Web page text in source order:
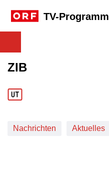
TV-Programm
ZIB
Nachrichten Aktuelles